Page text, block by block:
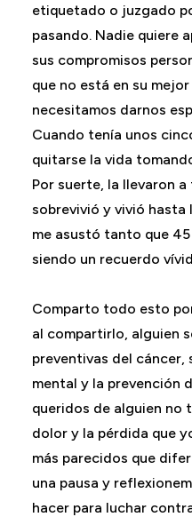
etiquetado o juzgado
pasando. Nadie quiere
sus compromisos
que no está en su
necesitamos darnos
Cuando tenía unos
quitarse la vida
Por suerte, la llevaron
sobrevivió y vivió hasta
me asustó tanto que
siendo un recuerdo
Comparto todo esto
al compartirlo, alguien
preventivas del cáncer,
mental y la prevención
queridos de alguien no
dolor y la pérdida que
más parecidos que
una pausa y
hacer para luchar